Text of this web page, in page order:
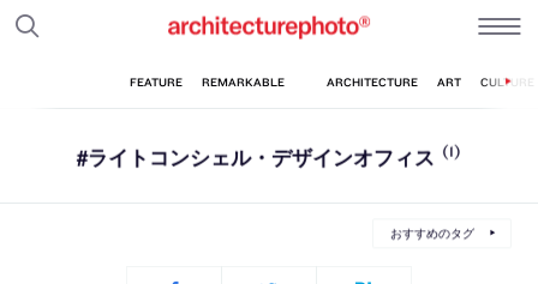
#ライトコンシェル・デザインオフィス (1)
おすすめのタグ